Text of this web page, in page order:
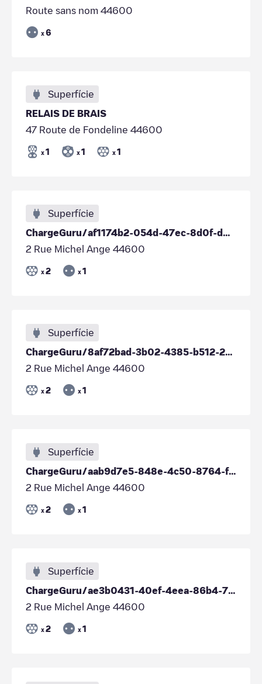
Route sans nom 44600
x 6
Superfície
RELAIS DE BRAIS
47 Route de Fondeline 44600
x 1 x 1 x 1
Superfície
ChargeGuru/af1174b2-054d-47ec-8d0f-d6b170239b4a
2 Rue Michel Ange 44600
x 2 x 1
Superfície
ChargeGuru/8af72bad-3b02-4385-b512-29e955927a87
2 Rue Michel Ange 44600
x 2 x 1
Superfície
ChargeGuru/aab9d7e5-848e-4c50-8764-fb3f1588de15
2 Rue Michel Ange 44600
x 2 x 1
Superfície
ChargeGuru/ae3b0431-40ef-4eea-86b4-7eff933ba502
2 Rue Michel Ange 44600
x 2 x 1